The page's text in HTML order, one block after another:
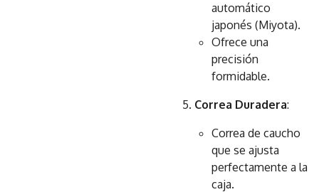
automático
japonés (Miyota).
Ofrece una
precisión
formidable.
Correa Duradera:
Correa de caucho
que se ajusta
perfectamente a la
caja.